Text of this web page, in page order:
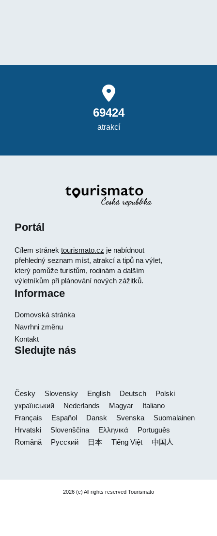
69424
atrakcí
Portál
Cílem stránek tourismato.cz je nabídnout
přehledný seznam míst, atrakcí a tipů na výlet,
který pomůže turistům, rodinám a dalším
výletníkům při plánování nových zážitků.
Informace
Domovská stránka
Navrhni změnu
Kontakt
Sledujte nás
Česky Slovensky English Deutsch
Polski
український
Nederlands Magyar
Italiano
Français
Español Dansk Svenska
Suomalainen
Hrvatski
Slovenščina Ελληνικά
Português
Română
Русский 日本 Tiếng Việt 中国人
2026 (c) All rights reserved Tourismato